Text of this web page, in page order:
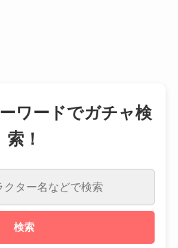
ワードでガチャ検
索！
検索